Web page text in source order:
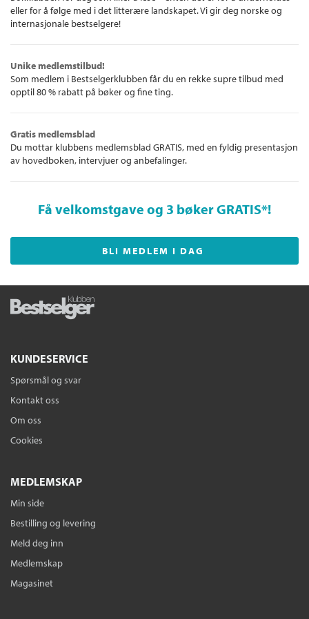
eller for å følge med i det litterære landskapet. Vi gir deg norske og
internasjonale bestselgere!
Unike medlemstilbud!
Som medlem i Bestselgerklubben får du en rekke supre tilbud med
opptil 80 % rabatt på bøker og fine ting.
Gratis medlemsblad
Du mottar klubbens medlemsblad GRATIS, med en fyldig presentasjon
av hovedboken, intervjuer og anbefalinger.
Få velkomstgave og 3 bøker GRATIS*!
BLI MEDLEM I DAG
KUNDESERVICE
Spørsmål og svar
Kontakt oss
Om oss
Cookies
MEDLEMSKAP
Min side
Bestilling og levering
Meld deg inn
Medlemskap
Magasinet